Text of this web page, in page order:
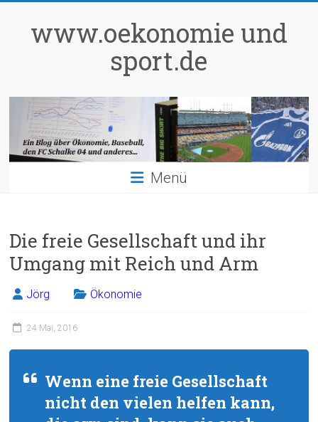
springenwww.oekonomie und
sport.de
Menü
Die freie Gesellschaft und ihr
Umgang mit Reich und Arm
Jörg Ökonomie
24 Mai, 2016
Wenn eine freie Gesellschaft
nicht den vielen helfen kann,